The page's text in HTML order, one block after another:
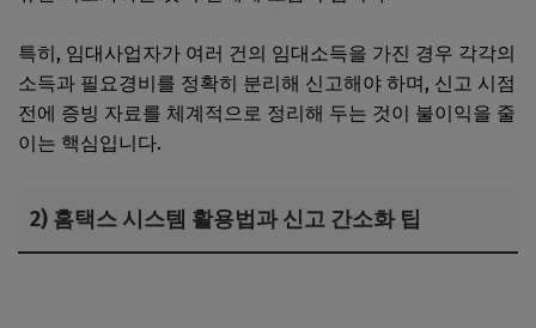
특히, 임대사업자가 여러 건의 임대소득을 가진 경우 각각의
소득과 필요경비를 정확히 분리해 신고해야 하며, 신고 시점
전에 증빙 자료를 체계적으로 정리해 두는 것이 불이익을 줄
이는 핵심입니다.
2) 홈택스 시스템 활용법과 신고 간소화 팁